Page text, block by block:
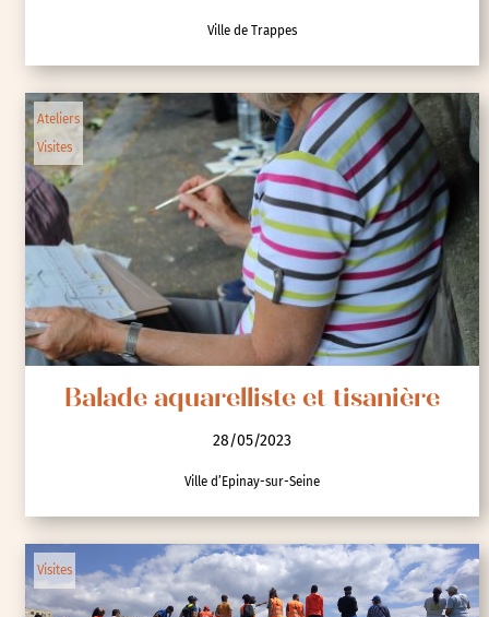
Ville de Trappes
Ateliers
Visites
Balade aquarelliste et tisanière
28/05/2023
Ville d’Epinay-sur-Seine
Visites